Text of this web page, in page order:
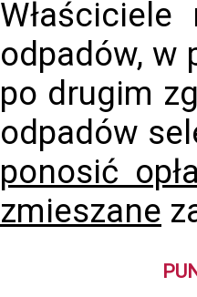
odpadów, w
po drugim
odpadów
ponosić
zmieszane